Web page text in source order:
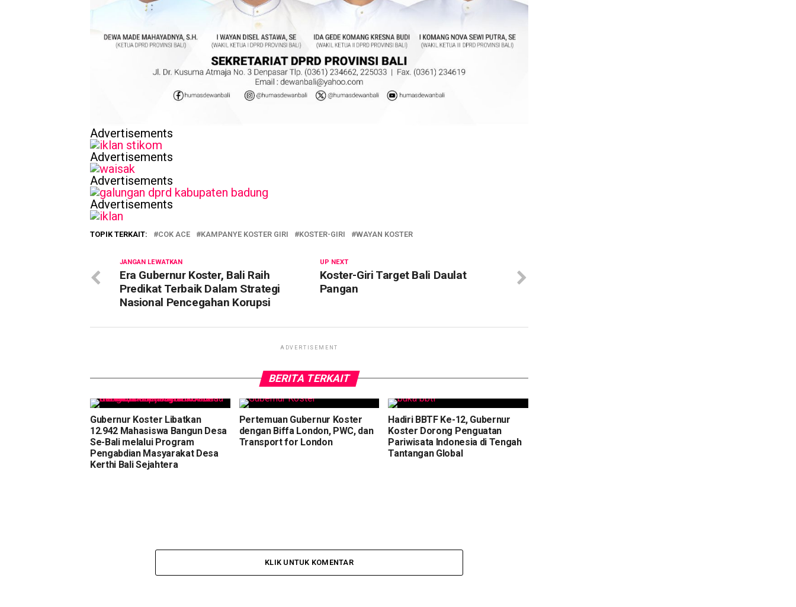
Advertisements
Advertisements
Advertisements
Advertisements
TOPIK TERKAIT: COK ACE KAMPANYE KOSTER GIRI KOSTER-GIRI WAYAN KOSTER
UP NEXT
Koster-Giri Target Bali Daulat
Pangan
JANGAN LEWATKAN
Era Gubernur Koster, Bali Raih
Predikat Terbaik Dalam Strategi
Nasional Pencegahan Korupsi
ADVERTISEMENT
BERITA TERKAIT
Gubernur Koster Libatkan
12.942 Mahasiswa Bangun Desa
Se-Bali melalui Program
Pengabdian Masyarakat Desa
Kerthi Bali Sejahtera
Pertemuan Gubernur Koster
dengan Biffa London, PWC, dan
Transport for London
Hadiri BBTF Ke-12, Gubernur
Koster Dorong Penguatan
Pariwisata Indonesia di Tengah
Tantangan Global
KLIK UNTUK KOMENTAR